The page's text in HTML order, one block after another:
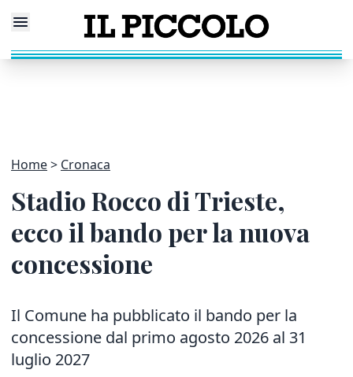
Home Cronaca
Stadio Rocco di Trieste,
ecco il bando per la nuova
concessione
Il Comune ha pubblicato il bando per la
concessione dal primo agosto 2026 al 31
luglio 2027